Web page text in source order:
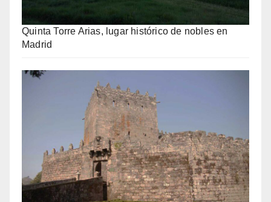
Quinta Torre Arias, lugar histórico de nobles en
Madrid